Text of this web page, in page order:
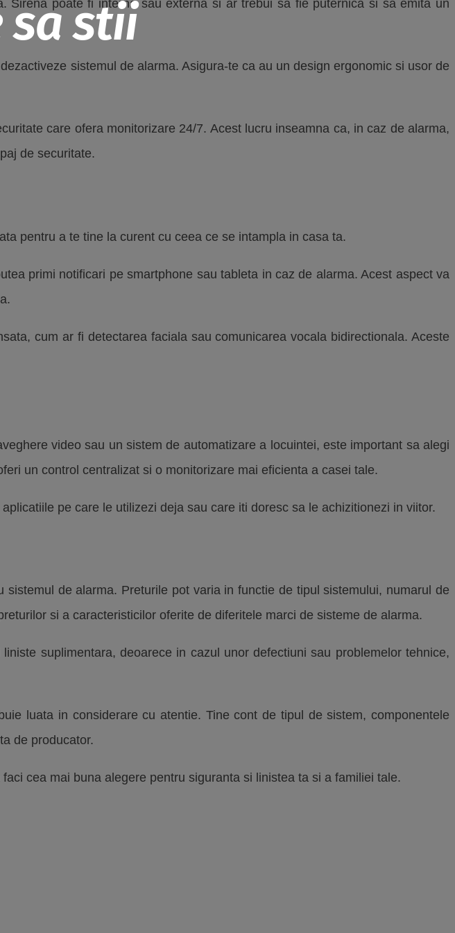
stii
poate fi interna sau externa si ar trebui sa fie puternica si sa emita un
sistemul de alarma. Asigura-te ca au un design ergonomic si usor de
care ofera monitorizare 24/7. Acest lucru inseamna ca, in caz de alarma,
de securitate.
pentru a te tine la curent cu ceea ce se intampla in casa ta.
primi notificari pe smartphone sau tableta in caz de alarma. Acest aspect va
cum ar fi detectarea faciala sau comunicarea vocala bidirectionala. Aceste
video sau un sistem de automatizare a locuintei, este important sa alegi
un control centralizat si o monitorizare mai eficienta a casei tale.
pe care le utilizezi deja sau care iti doresc sa le achizitionezi in viitor.
de alarma. Preturile pot varia in functie de tipul sistemului, numarul de
si a caracteristicilor oferite de diferitele marci de sisteme de alarma.
suplimentara, deoarece in cazul unor defectiuni sau problemelor tehnice,
luata in considerare cu atentie. Tine cont de tipul de sistem, componentele
de producator.
cea mai buna alegere pentru siguranta si linistea ta si a familiei tale.